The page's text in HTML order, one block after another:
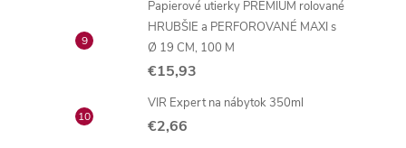
Papierové utierky PREMIUM rolované
HRUBŠIE a PERFOROVANÉ MAXI s
Ø 19 CM, 100 M
€15,93
VIR Expert na nábytok 350ml
€2,66